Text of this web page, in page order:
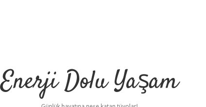
Enerji Dolu Yaşam